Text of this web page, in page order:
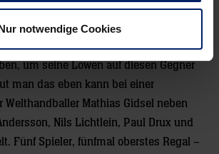
notwendige Cookies
sein kann. Ein Schicksal, das die
galt in dieser Woche der komplette
so viel kann als sicher gelten, wird
um seine Löwen auf diesen Gegner
man das eben kann bei einer
Welthandballer Mathias Gidsel neben
Nils Lichtlein, Paul Drux und
Fünf Spieler, fünfmal oberstes Regal –